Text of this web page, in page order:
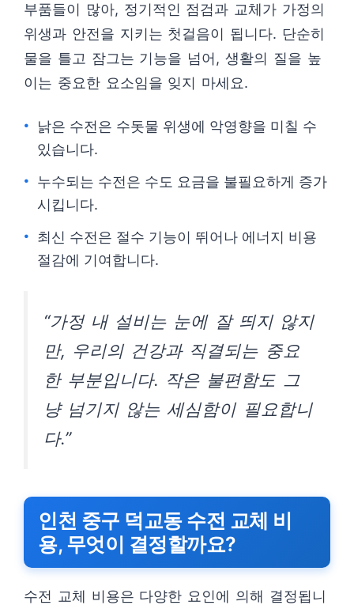
부품들이 많아, 정기적인 점검과 교체가 가정의
위생과 안전을 지키는 첫걸음이 됩니다. 단순히
물을 틀고 잠그는 기능을 넘어, 생활의 질을 높
이는 중요한 요소임을 잊지 마세요.
낡은 수전은 수돗물 위생에 악영향을 미칠 수
있습니다.
누수되는 수전은 수도 요금을 불필요하게 증가
시킵니다.
최신 수전은 절수 기능이 뛰어나 에너지 비용
절감에 기여합니다.
“가정 내 설비는 눈에 잘 띄지 않지
만, 우리의 건강과 직결되는 중요
한 부분입니다. 작은 불편함도 그
냥 넘기지 않는 세심함이 필요합니
다.”
인천 중구 덕교동 수전 교체 비
용, 무엇이 결정할까요?
수전 교체 비용은 다양한 요인에 의해 결정됩니